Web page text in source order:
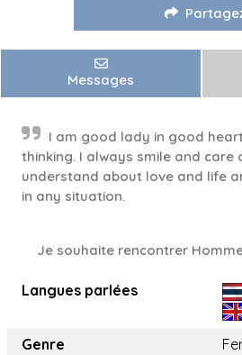
Messages
I am good lady in good
thinking. I always smile and care
understand about love and life
in any situation.
Je souhaite rencontrer
Langues parlées
Genre